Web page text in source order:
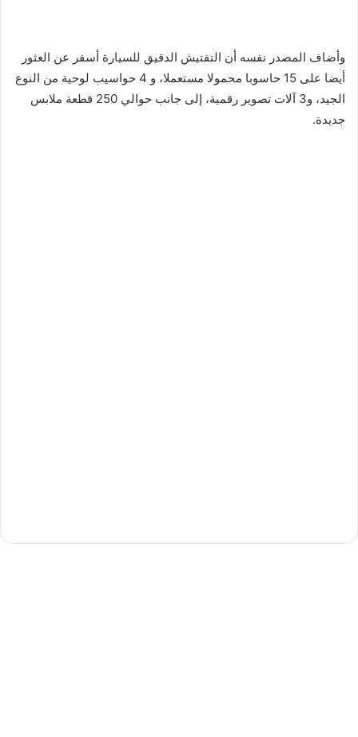
وأضاف المصدر نفسه أن التفتيش الدقيق للسيارة أسفر عن العثور
أيضا على 15 حاسوبا محمولا مستعملا، و 4 حواسيب لوحية من النوع
الجيد، و3 آلات تصوير رقمية، إلى جانب حوالي 250 قطعة ملابس
جديدة.